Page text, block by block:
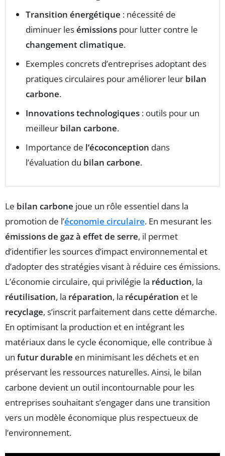
Transition énergétique : nécessité de
diminuer lesémissions pour lutter contre le
changement climatique.
Exemples concrets d’entreprises adoptant des
pratiques circulaires pour améliorer leur bilan
carbone.
Innovations technologiques : outils pour un
meilleur bilan carbone.
Importance de l’écoconception dans
l’évaluation du bilan carbone.
Le bilan carbone joue un rôle essentiel dans la
promotion de l’économie circulaire. En mesurant les
émissions de gaz à effet de serre, il permet
d’identifier les sources d’impact environnemental et
d’adopter des stratégies visant à réduire ces émissions.
L’économie circulaire, qui privilégie la réduction, la
réutilisation, la réparation, la récupération et le
recyclage, s’inscrit parfaitement dans cette démarche.
En optimisant la production et en intégrant les
matériaux dans le cycle économique, elle contribue à
un futur durable en minimisant les déchets et en
préservant les ressources naturelles. Ainsi, le bilan
carbone devient un outil incontournable pour les
entreprises souhaitant s’engager dans une transition
vers un modèle économique plus respectueux de
l’environnement.